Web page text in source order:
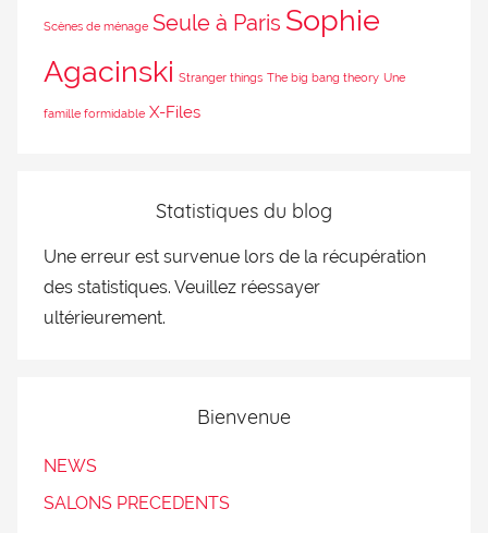
Scènes de ménage Seule à Paris Sophie
Agacinski Stranger things The big bang theory Une
famille formidable X-Files
Statistiques du blog
Une erreur est survenue lors de la récupération
des statistiques. Veuillez réessayer
ultérieurement.
Bienvenue
NEWS
SALONS PRECEDENTS